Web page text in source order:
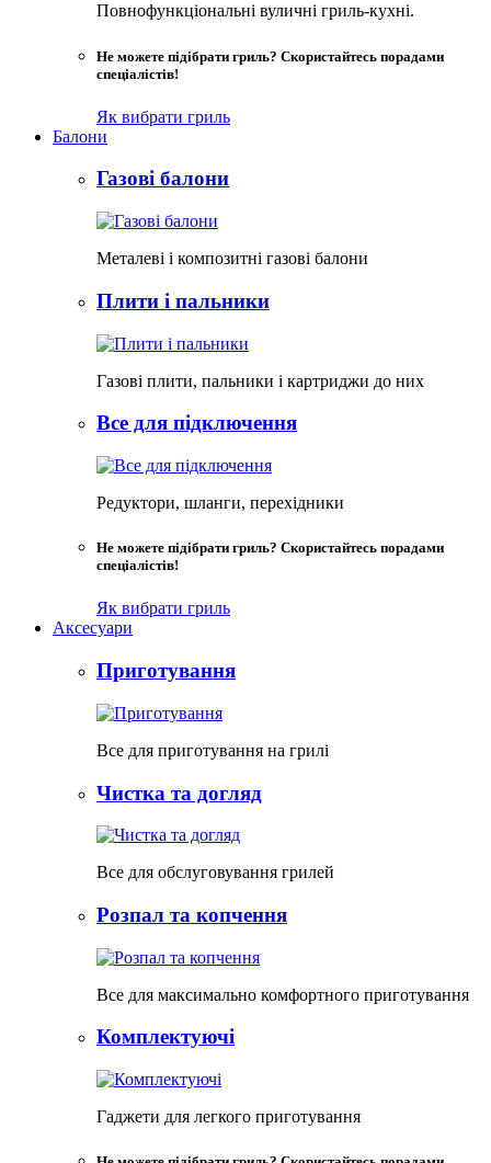
Повнофункціональні вуличні гриль-кухні.
Не можете підібрати гриль? Скористайтесь порадами
спеціалістів!
Як вибрати гриль
Балони
Газові балони
Металеві і композитні газові балони
Плити і пальники
Газові плити, пальники і картриджи до них
Все для підключення
Редуктори, шланги, перехідники
Не можете підібрати гриль? Скористайтесь порадами
спеціалістів!
Як вибрати гриль
Аксесуари
Приготування
Все для приготування на грилі
Чистка та догляд
Все для обслуговування грилей
Розпал та копчення
Все для максимально комфортного приготування
Комплектуючі
Гаджети для легкого приготування